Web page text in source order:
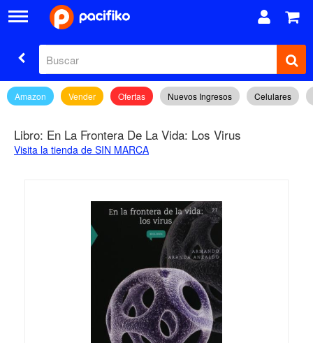
Amazon Vender Ofertas Nuevos Ingresos Celulares
Libro: En La Frontera De La Vida: Los Virus
Visita la tienda de SIN MARCA